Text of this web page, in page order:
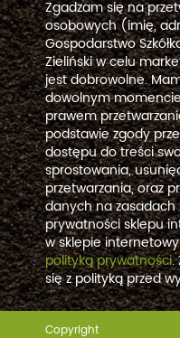
Zgadzam się na
osobowych (imię,
Gospodarstwo
Zieliński w celu
jest dobrowolne.
dowolnym
prawem
podstawie zgody
dostępu do treści
sprostowania,
przetwarzania, oraz
danych na
prywatności sklepu
w sklepie
polityką prywatności.
się z polityką przed
Copyright